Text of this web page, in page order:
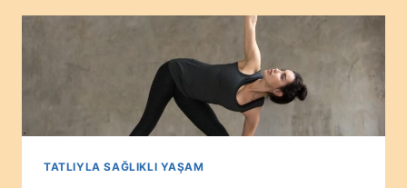
ARTAR?
ALIŞKANLIKLARI
DÖNÜŞTÜRME
TATLIYLA SAĞLIKLI YAŞAM